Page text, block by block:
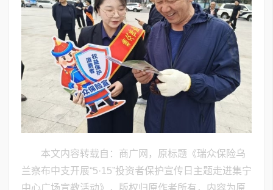
本文内容转载自：商广网，原标题《瑞众保险乌
兰察布中支开展“5·15”投资者保护宣传日主题走进集宁
中心广场宣教活动》，版权归原作者所有，内容为原